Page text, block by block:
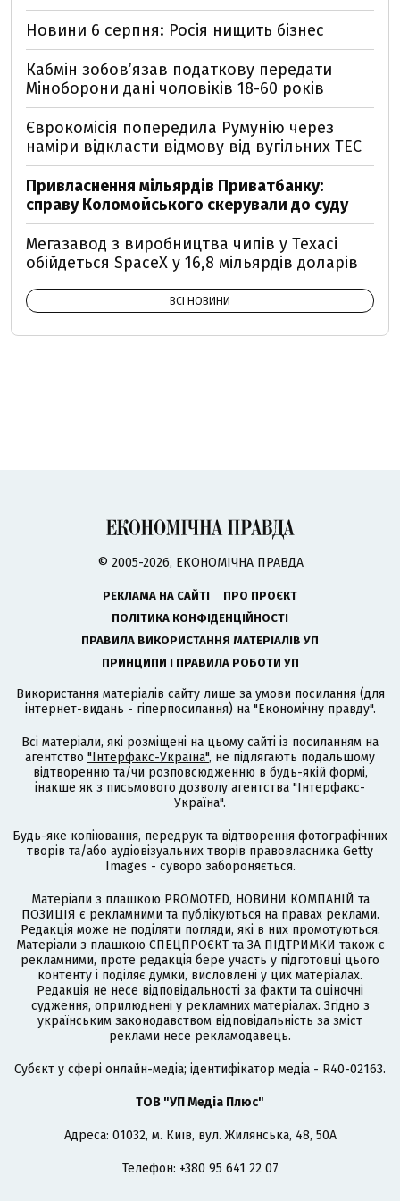
Новини 6 серпня: Росія нищить бізнес
Кабмін зобовʼязав податкову передати
Міноборони дані чоловіків 18-60 років
Єврокомісія попередила Румунію через
наміри відкласти відмову від вугільних ТЕС
Привласнення мільярдів Приватбанку:
справу Коломойського скерували до суду
Мегазавод з виробництва чипів у Техасі
обійдеться SpaceX у 16,8 мільярдів доларів
ВСІ НОВИНИ
© 2005-2026, ЕКОНОМІЧНА ПРАВДА
РЕКЛАМА НА САЙТІ
ПРО ПРОЄКТ
ПОЛІТИКА КОНФІДЕНЦІЙНОСТІ
ПРАВИЛА ВИКОРИСТАННЯ МАТЕРІАЛІВ УП
ПРИНЦИПИ І ПРАВИЛА РОБОТИ УП
Використання матеріалів сайту лише за умови посилання (для
інтернет-видань - гіперпосилання) на "Економічну правду".
Всі матеріали, які розміщені на цьому сайті із посиланням на
агентство "Інтерфакс-Україна", не підлягають подальшому
відтворенню та/чи розповсюдженню в будь-якій формі,
інакше як з письмового дозволу агентства "Інтерфакс-
Україна".
Будь-яке копіювання, передрук та відтворення фотографічних
творів та/або аудіовізуальних творів правовласника Getty
Images - суворо забороняється.
Матеріали з плашкою PROMOTED, НОВИНИ КОМПАНІЙ та
ПОЗИЦІЯ є рекламними та публікуються на правах реклами.
Редакція може не поділяти погляди, які в них промотуються.
Матеріали з плашкою СПЕЦПРОЄКТ та ЗА ПІДТРИМКИ також є
рекламними, проте редакція бере участь у підготовці цього
контенту і поділяє думки, висловлені у цих матеріалах.
Редакція не несе відповідальності за факти та оціночні
судження, оприлюднені у рекламних матеріалах. Згідно з
українським законодавством відповідальність за зміст
реклами несе рекламодавець.
Cубєкт у сфері онлайн-медіа; ідентифікатор медіа - R40-02163.
ТОВ "УП Медіа Плюс"
Адреса: 01032, м. Київ, вул. Жилянська, 48, 50А
Телефон: +380 95 641 22 07